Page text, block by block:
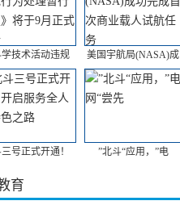
技术活动违规 美国宇航局(NASA)成
号正式开通！ ”北斗“应用，”电
育